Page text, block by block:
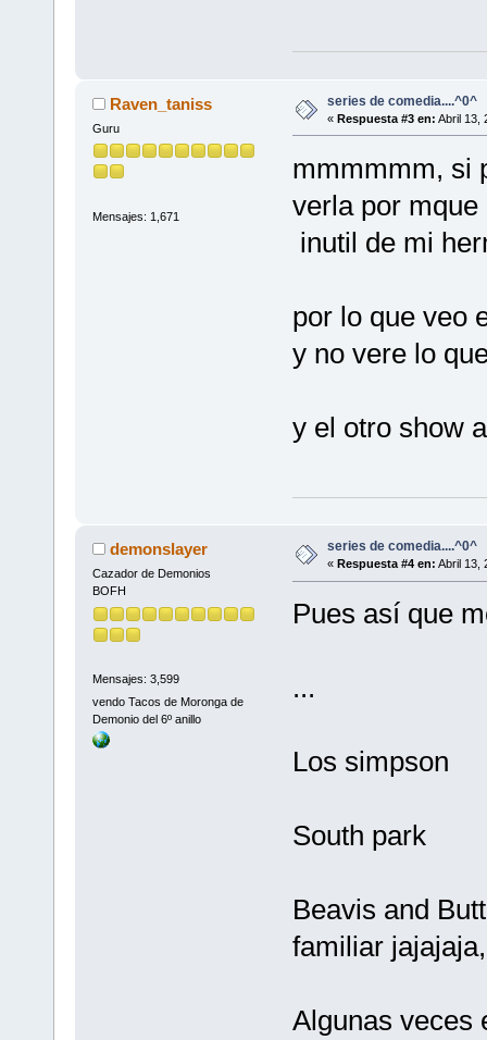
Raven_taniss
Guru
Mensajes: 1,671
series de comedia....^0^
« Respuesta #3 en: Abril 13,
mmmmmm, si
verla por
inutil de mi
por lo que veo
y no vere lo
y el otro show
demonslayer
Cazador de Demonios
BOFH
Mensajes: 3,599
vendo Tacos de Moronga de
Demonio del 6º anillo
series de comedia....^0^
« Respuesta #4 en: Abril 13,
Pues así que
...
Los simpson
South park
Beavis and
familiar
Algunas veces